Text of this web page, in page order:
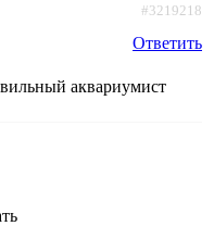
#3219218
Ответить
аквариумист